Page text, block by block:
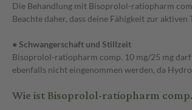
Die Behandlung mit Bisoprolol-ratiopharm
Beachte daher, dass deine Fähigkeit zur
● Schwangerschaft und Stillzeit
Bisoprolol-ratiopharm comp. 10 mg/25 mg
ebenfalls nicht eingenommen werden, da
Wie ist Bisoprolol-ratiopharm